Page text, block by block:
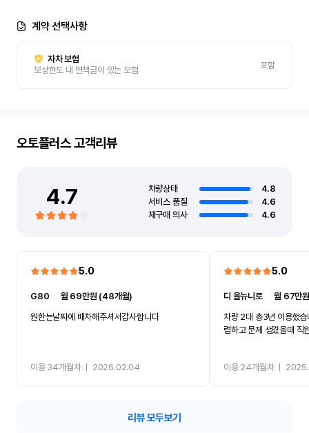
계약 선택사항
자차 보험
보상한도 내 면책금이 있는 보험
포함
오토플러스고객리뷰
4.7 차량상태
4.8
서비스 품질
4.6
재구매 의사
4.6
5.0
G80
월 69만원 (48개월)
원한는날짜에 배차해주셔서감사합니다
이용 34개월차ㅣ 2026.02.04
5.0
디 올뉴니로ㅣ월 67만
차량 2대 총3년 이용했
렴하고 문제 생겼을때 직
이용 24개월차ㅣ
리뷰 모두보기